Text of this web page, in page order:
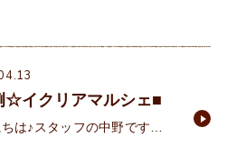
ね♪ 家族でお出かけついで
☆イクリアマルシェ■
は♪スタッフの中野です。